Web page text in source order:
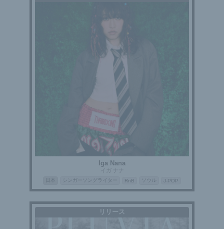
Iga Nana
イガ ナナ
シンガーソングライター RnB ソウル J-POP
リリース